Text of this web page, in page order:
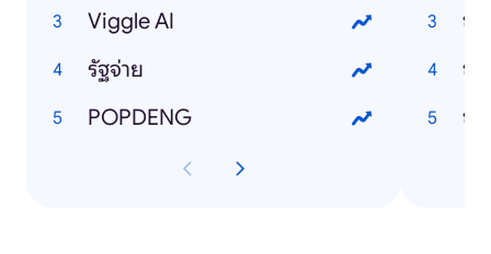
Viggle AI
รัฐจ่าย
POPDENG
ข่า
ข่า
ข่า